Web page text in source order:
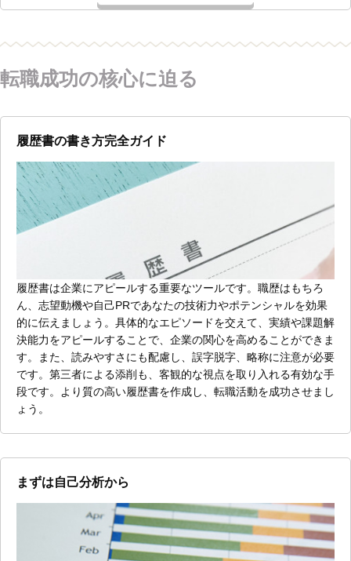
転職成功の核心に迫る
履歴書の書き方完全ガイド
履歴書は企業にアピールする重要なツールです。職歴はもちろ
ん、志望動機や自己PRであなたの技術力やポテンシャルを効果
的に伝えましょう。具体的なエピソードを交えて、実績や課題解
決能力をアピールすることで、企業の関心を高めることができま
す。また、読みやすさにも配慮し、誤字脱字、略称に注意が必要
です。第三者による添削も、客観的な視点を取り入れる有効な手
段です。より質の高い履歴書を作成し、転職活動を成功させまし
ょう。
まずは自己分析から